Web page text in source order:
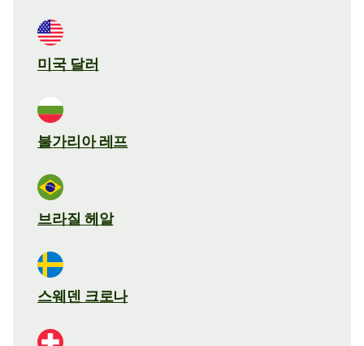
미국 달러
불가리아 레프
브라질 헤알
스웨덴 크로나